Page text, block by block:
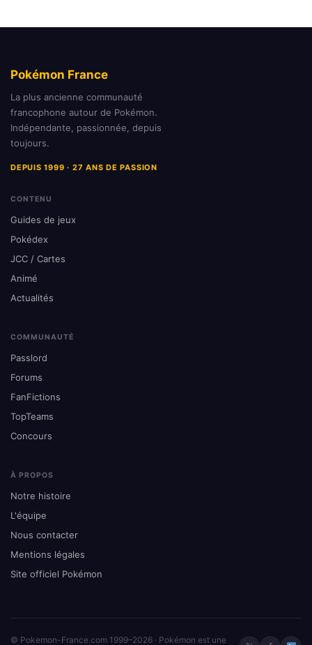
Pokémon France
La plus ancienne communauté
francophone autour de Pokémon.
Indépendante, passionnée, depuis
toujours.
DEPUIS 1999 · 27 ANS DE PASSION
CONTENU
Guides de jeux
Pokédex
JCC / Cartes
Animé
Actualités
COMMUNAUTÉ
Passlord
Forums
FanFictions
TopTeams
Concours
À PROPOS
Notre histoire
L'équipe
Nous contacter
Mentions légales
Site officiel Pokémon
© Pokemon-France.com 1999–2026 · Pokémon est une